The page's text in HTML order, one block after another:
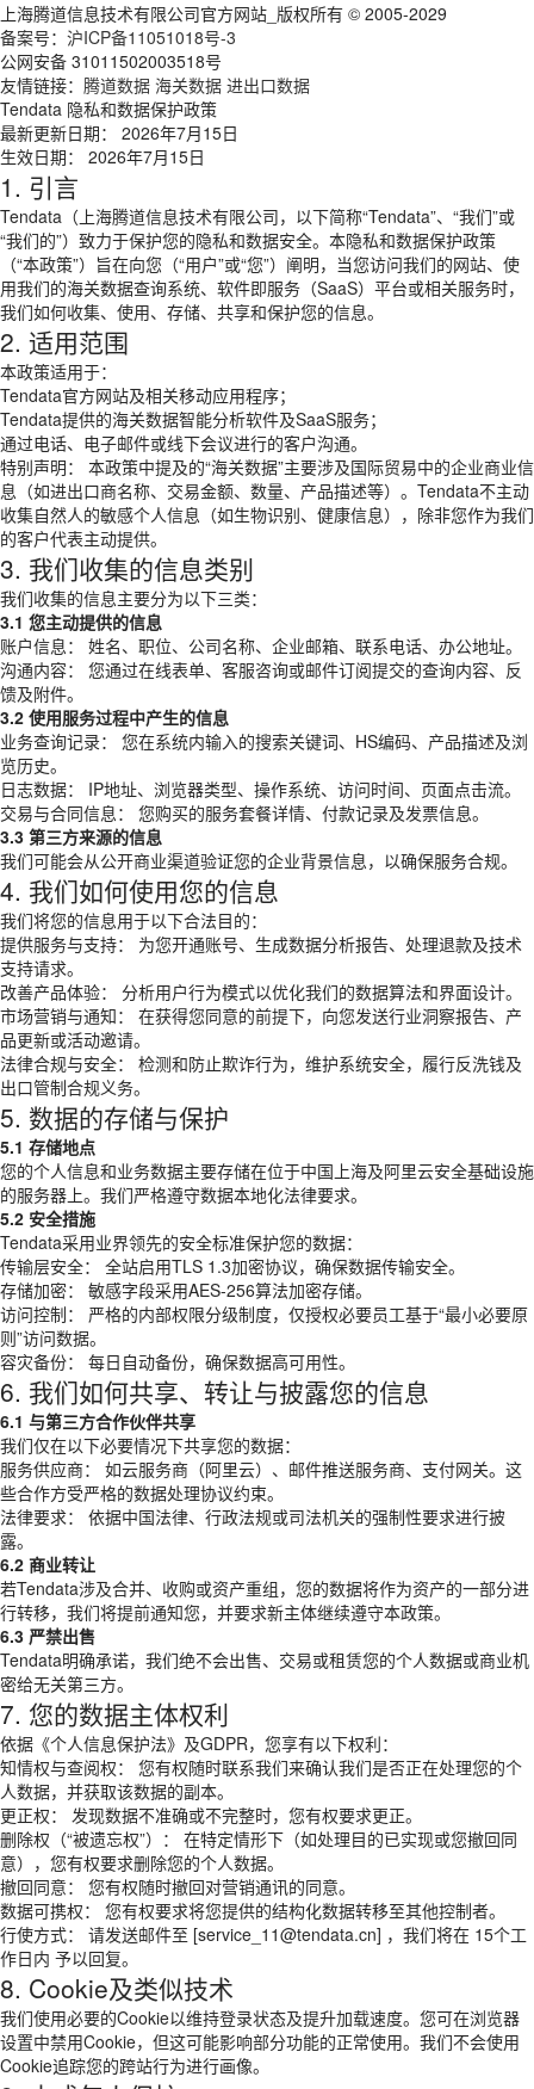
上海腾道信息技术有限公司官方网站_版权所有 © 2005-2029
备案号： 沪ICP备11051018号-3
公网安备 31011502003518号
友情链接： 腾道数据 海关数据 进出口数据
Tendata 隐私和数据保护政策
最新更新日期： 2026年7月15日
生效日期： 2026年7月15日
1. 引言
Tendata（上海腾道信息技术有限公司，以下简称“Tendata”、“我们”或
“我们的”）致力于保护您的隐私和数据安全。本隐私和数据保护政策
（“本政策”）旨在向您（“用户”或“您”）阐明，当您访问我们的网站、使
用我们的海关数据查询系统、软件即服务（SaaS）平台或相关服务时，
我们如何收集、使用、存储、共享和保护您的信息。
2. 适用范围
本政策适用于：
Tendata官方网站及相关移动应用程序；
Tendata提供的海关数据智能分析软件及SaaS服务；
通过电话、电子邮件或线下会议进行的客户沟通。
特别声明： 本政策中提及的“海关数据”主要涉及国际贸易中的企业商业信
息（如进出口商名称、交易金额、数量、产品描述等）。Tendata不主动
收集自然人的敏感个人信息（如生物识别、健康信息），除非您作为我们
的客户代表主动提供。
3. 我们收集的信息类别
我们收集的信息主要分为以下三类：
3.1 您主动提供的信息
账户信息： 姓名、职位、公司名称、企业邮箱、联系电话、办公地址。
沟通内容： 您通过在线表单、客服咨询或邮件订阅提交的查询内容、反
馈及附件。
3.2 使用服务过程中产生的信息
业务查询记录： 您在系统内输入的搜索关键词、HS编码、产品描述及浏
览历史。
日志数据： IP地址、浏览器类型、操作系统、访问时间、页面点击流。
交易与合同信息： 您购买的服务套餐详情、付款记录及发票信息。
3.3 第三方来源的信息
我们可能会从公开商业渠道验证您的企业背景信息，以确保服务合规。
4. 我们如何使用您的信息
我们将您的信息用于以下合法目的：
提供服务与支持： 为您开通账号、生成数据分析报告、处理退款及技术
支持请求。
改善产品体验： 分析用户行为模式以优化我们的数据算法和界面设计。
市场营销与通知： 在获得您同意的前提下，向您发送行业洞察报告、产
品更新或活动邀请。
法律合规与安全： 检测和防止欺诈行为，维护系统安全，履行反洗钱及
出口管制合规义务。
5. 数据的存储与保护
5.1 存储地点
您的个人信息和业务数据主要存储在位于中国上海及阿里云安全基础设施
的服务器上。我们严格遵守数据本地化法律要求。
5.2 安全措施
Tendata采用业界领先的安全标准保护您的数据：
传输层安全： 全站启用TLS 1.3加密协议，确保数据传输安全。
存储加密： 敏感字段采用AES-256算法加密存储。
访问控制： 严格的内部权限分级制度，仅授权必要员工基于“最小必要原
则”访问数据。
容灾备份： 每日自动备份，确保数据高可用性。
6. 我们如何共享、转让与披露您的信息
6.1 与第三方合作伙伴共享
我们仅在以下必要情况下共享您的数据：
服务供应商： 如云服务商（阿里云）、邮件推送服务商、支付网关。这
些合作方受严格的数据处理协议约束。
法律要求： 依据中国法律、行政法规或司法机关的强制性要求进行披
露。
6.2 商业转让
若Tendata涉及合并、收购或资产重组，您的数据将作为资产的一部分进
行转移，我们将提前通知您，并要求新主体继续遵守本政策。
6.3 严禁出售
Tendata明确承诺，我们绝不会出售、交易或租赁您的个人数据或商业机
密给无关第三方。
7. 您的数据主体权利
依据《个人信息保护法》及GDPR，您享有以下权利：
知情权与查阅权： 您有权随时联系我们来确认我们是否正在处理您的个
人数据，并获取该数据的副本。
更正权： 发现数据不准确或不完整时，您有权要求更正。
删除权（“被遗忘权”）： 在特定情形下（如处理目的已实现或您撤回同
意），您有权要求删除您的个人数据。
撤回同意： 您有权随时撤回对营销通讯的同意。
数据可携权： 您有权要求将您提供的结构化数据转移至其他控制者。
行使方式： 请发送邮件至 [service_11@tendata.cn] ，我们将在 15个工
作日内 予以回复。
8. Cookie及类似技术
我们使用必要的Cookie以维持登录状态及提升加载速度。您可在浏览器
设置中禁用Cookie，但这可能影响部分功能的正常使用。我们不会使用
Cookie追踪您的跨站行为进行画像。